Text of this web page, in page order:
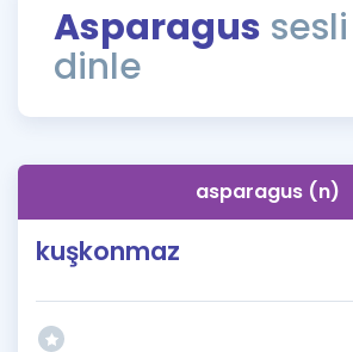
ÖSYM Sınav Takvimi
Kampanyalar
İngilizce Gramer
Asparagus sesli
dinle
asparagus (n)
kuşkonmaz